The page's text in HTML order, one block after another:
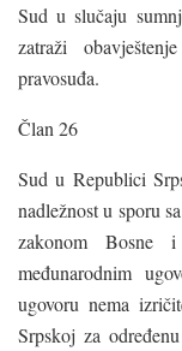
Sud u slučaju
zatraži
pravosuđa.
Član 26
Sud u Republici
nadležnost u sporu
zakonom Bosne
međunarodnim
ugovoru nema
Srpskoj za